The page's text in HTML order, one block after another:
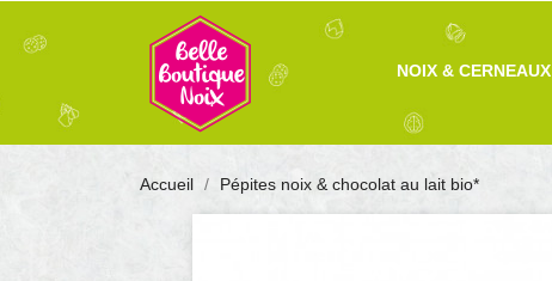
NOIX & CERNEAUX
Accueil Pépites noix & chocolat au lait bio*